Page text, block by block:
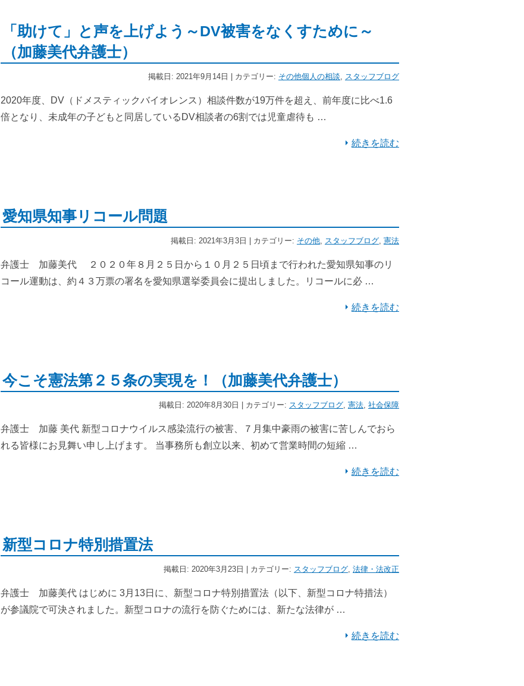
「助けて」と声を上げよう～DV被害をなくすために～
（加藤美代弁護士）
掲載日: 2021年9月14日 | カテゴリー: その他個人の相談, スタッフブログ
2020年度、DV（ドメスティックバイオレンス）相談件数が19万件を超え、前年度に比べ1.6
倍となり、未成年の子どもと同居しているDV相談者の6割では児童虐待も …
続きを読む
愛知県知事リコール問題
掲載日: 2021年3月3日 | カテゴリー: その他, スタッフブログ, 憲法
弁護士 加藤美代 ２０２０年８月２５日から１０月２５日頃まで行われた愛知県知事のリ
コール運動は、約４３万票の署名を愛知県選挙委員会に提出しました。リコールに必 …
続きを読む
今こそ憲法第２５条の実現を！（加藤美代弁護士）
掲載日: 2020年8月30日 | カテゴリー: スタッフブログ, 憲法, 社会保障
弁護士 加藤 美代 新型コロナウイルス感染流行の被害、７月集中豪雨の被害に苦しんでおら
れる皆様にお見舞い申し上げます。 当事務所も創立以来、初めて営業時間の短縮 …
続きを読む
新型コロナ特別措置法
掲載日: 2020年3月23日 | カテゴリー: スタッフブログ, 法律・法改正
弁護士 加藤美代 はじめに ㅤ3月13日に、新型コロナ特別措置法（以下、新型コロナ特措法）
が参議院で可決されました。新型コロナの流行を防ぐためには、新たな法律が …
続きを読む